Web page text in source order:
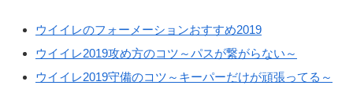
ウイイレのフォーメーションおすすめ2019
ウイイレ2019攻め方のコツ～パスが繋がらない～
ウイイレ2019守備のコツ～キーパーだけが頑張ってる～